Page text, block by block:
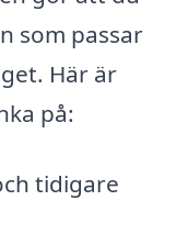
som passar
Här är
på:
tidigare